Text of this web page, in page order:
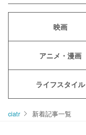
映画
アニメ・漫画
ライフスタイル
ciatr 新着記事一覧